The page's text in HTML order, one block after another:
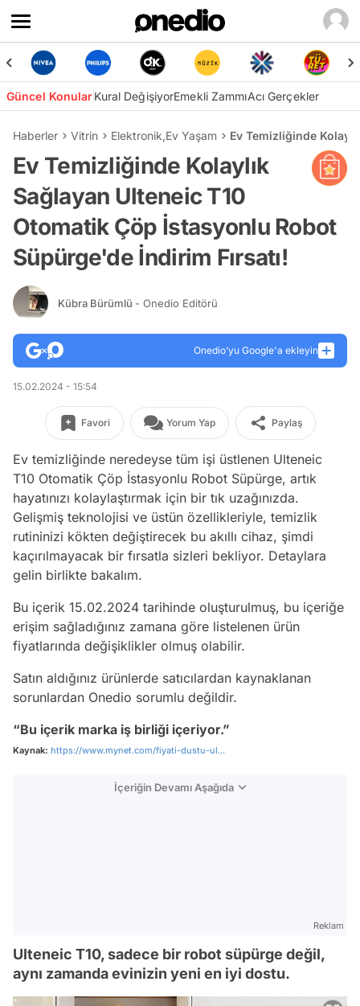
Güncel KonularKural DeğişiyorEmekli ZammıAcı Gerçekler
Haberler Vitrin Elektronik,Ev Yaşam Ev Temizliğinde
Ev Temizliğinde Kolaylık
Sağlayan Ulteneic T10
Otomatik Çöp İstasyonlu Robot
Süpürge'de İndirim Fırsatı!
Kübra Bürümlü - Onedio Editörü
Onedio’yu Google'a ekleyin
15.02.2024 - 15:54
Favori Yorum Yap Paylaş
Ev temizliğinde neredeyse tüm işi üstlenen Ulteneic
T10 Otomatik Çöp İstasyonlu Robot Süpürge, artık
hayatınızı kolaylaştırmak için bir tık uzağınızda.
Gelişmiş teknolojisi ve üstün özellikleriyle, temizlik
rutininizi kökten değiştirecek bu akıllı cihaz, şimdi
kaçırılmayacak bir fırsatla sizleri bekliyor. Detaylara
gelin birlikte bakalım.
Bu içerik 15.02.2024 tarihinde oluşturulmuş, bu içeriğe
erişim sağladığınız zamana göre listelenen ürün
fiyatlarında değişiklikler olmuş olabilir.
Satın aldığınız ürünlerde satıcılardan kaynaklanan
sorunlardan Onedio sorumlu değildir.
“Bu içerik marka iş birliği içeriyor.”
Kaynak: https://www.mynet.com/fiyati-dustu-ul...
İçeriğin Devamı Aşağıda
Reklam
Ulteneic T10, sadece bir robot süpürge değil,
aynı zamanda evinizin yeni en iyi dostu.